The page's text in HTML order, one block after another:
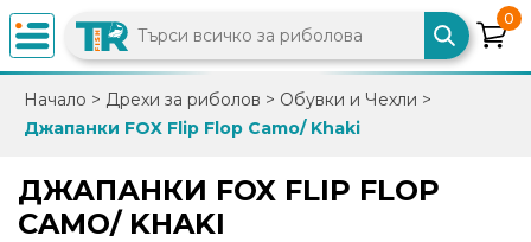
×
0882
086
0
Начало > Дрехи за риболов > Обувки и Чехли >
Джапанки FOX Flip Flop Camo/ Khaki
ДЖАПАНКИ FOX FLIP FLOP
CAMO/ KHAKI